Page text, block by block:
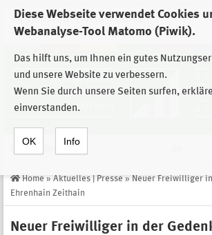
Diese Webseite verwendet Cookies
Webanalyse-Tool Matomo (Piwik).
Das hilft uns, um Ihnen ein gutes
und unsere Website zu verbessern.
Wenn Sie durch unsere Seiten surfen,
einverstanden.
OK Info
Zur Auswahl der Einrichtungen der
Stiftung Sächsische Gedenkstätten
Home » Aktuelles | Presse » Neuer Freiwilliger
Ehrenhain Zeithain
Neuer Freiwilliger in der